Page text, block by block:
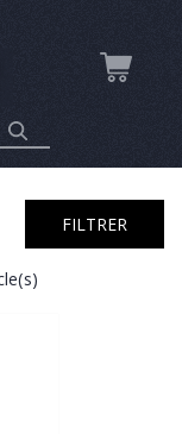
FILTRER